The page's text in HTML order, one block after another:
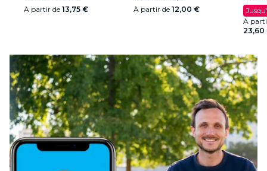
À partir de 13,75 €
À partir de 12,00 €
À
23,60